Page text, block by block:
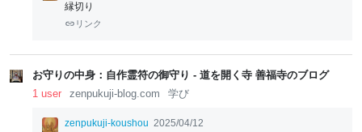
縁切り
リンク
お守りの中身：自作霊符の御守り - 道を開く寺 善福寺のブログ
1 user
zenpukuji-blog.com 学び
zenpukuji-koushou 2025/04/12